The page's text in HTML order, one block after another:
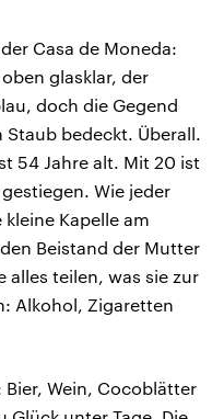
Casa de Moneda:
glasklar, der
doch die Gegend
bedeckt. Überall.
54 Jahre alt. Mit 20 ist
Wie jeder
Kapelle am
Beistand der Mutter
alles teilen, was sie zur
Alkohol, Zigaretten
Bier, Wein, Cocoblätter